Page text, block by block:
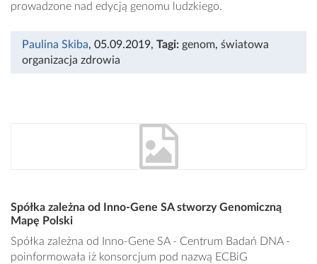
prowadzone nad edycją genomu ludzkiego.
Paulina Skiba, 05.09.2019, Tagi: genom, światowa
organizacja zdrowia
Spółka zależna od Inno-Gene SA stworzy Genomiczną
Mapę Polski
Spółka zależna od Inno-Gene SA - Centrum Badań DNA -
poinformowała iż konsorcjum pod nazwą ECBiG